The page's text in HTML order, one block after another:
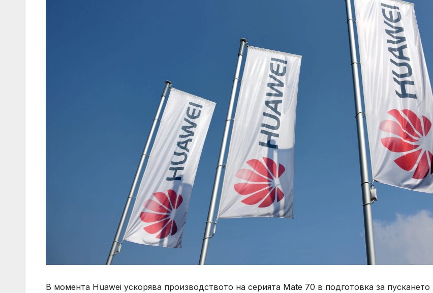
В момента Huawei ускорява производството на серията Mate 70 в подготовка за пускането